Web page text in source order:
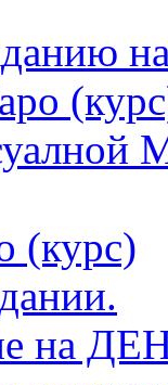
(курс)
на